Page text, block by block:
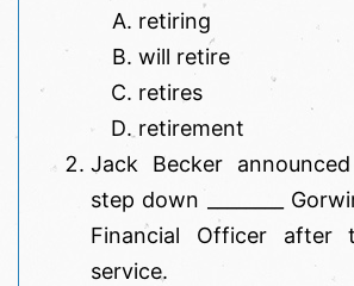
retiring
will retire
retires
retirement
Jack Becker
step down ________
Financial Officer after
service.